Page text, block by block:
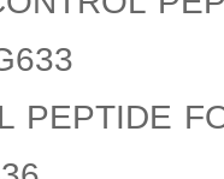
PEPTIDE